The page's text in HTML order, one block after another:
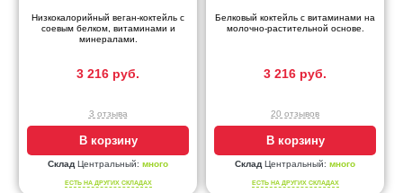
Низкокалорийный веган-коктейль с
соевым белком, витаминами и
минералами.
3 216 руб.
3 отзыва
В корзину
СкладЦентральный: много
ЕСТЬ НА ДРУГИХ СКЛАДАХ
Белковый коктейль с витаминами на
молочно-растительной основе.
3 216 руб.
20 отзывов
В корзину
СкладЦентральный: много
ЕСТЬ НА ДРУГИХ СКЛАДАХ